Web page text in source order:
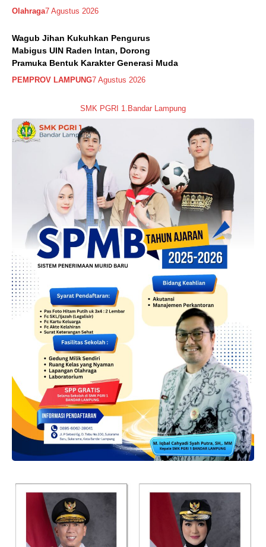
Olahraga7 Agustus 2026
Wagub Jihan Kukuhkan Pengurus
Mabigus UIN Raden Intan, Dorong
Pramuka Bentuk Karakter Generasi Muda
PEMPROV LAMPUNG7 Agustus 2026
SMK PGRI 1.Bandar Lampung